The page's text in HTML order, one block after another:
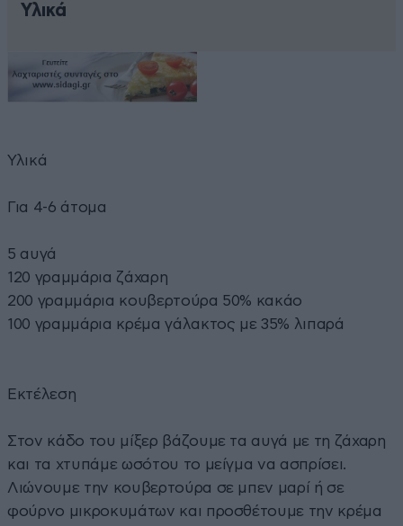
Υλικά
Υλικά
Για 4-6 άτομα
5 αυγά
120 γραμμάρια ζάχαρη
200 γραμμάρια κουβερτούρα 50% κακάο
100 γραμμάρια κρέμα γάλακτος με 35% λιπαρά
Εκτέλεση
Στον κάδο του μίξερ βάζουμε τα αυγά με τη ζάχαρη
και τα χτυπάμε ωσότου το μείγμα να ασπρίσει.
Λιώνουμε την κουβερτούρα σε μπεν μαρί ή σε
φούρνο μικροκυμάτων και προσθέτουμε την κρέμα